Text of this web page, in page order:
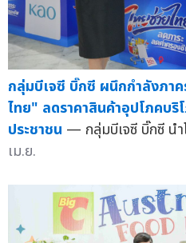
กลุ่มบีเจซี บิ๊กซี ผนึกกำลังภาค
ไทย" ลดราคาสินค้าอุปโภคบริ
ประชาชน — กลุ่มบีเจซี บิ๊กซี นำ
เม.ย.